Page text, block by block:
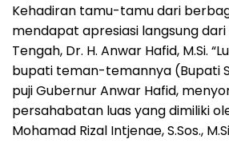
Kehadiran tamu-tamu dari
mendapat apresiasi langsung dari
Tengah, Dr. H. Anwar Hafid, M.Si.
bupati teman-temannya (Bupati
puji Gubernur Anwar Hafid,
persahabatan luas yang dimiliki
Mohamad Rizal Intjenae, S.Sos.,